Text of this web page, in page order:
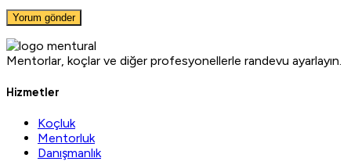
Mentorlar, koçlar ve diğer profesyonellerle randevu ayarlayın.
Hizmetler
Koçluk
Mentorluk
Danışmanlık